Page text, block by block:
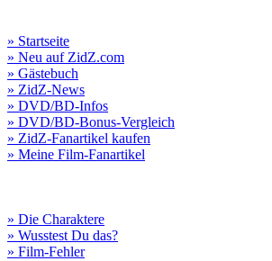
» Startseite
» Neu auf ZidZ.com
» Gästebuch
» ZidZ-News
» DVD/BD-Infos
» DVD/BD-Bonus-Vergleich
» ZidZ-Fanartikel kaufen
» Meine Film-Fanartikel
» Die Charaktere
» Wusstest Du das?
» Film-Fehler